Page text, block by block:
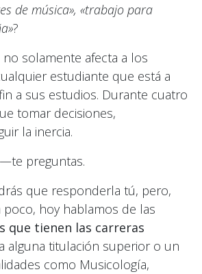
de música», «trabajo para
?
solamente afecta a los
estudiante que está a
a sus estudios. Durante cuatro
tomar decisiones,
la inercia.
preguntas.
que responderla tú, pero,
poco, hoy hablamos de las
que tienen las carreras
alguna titulación superior o un
como Musicología,